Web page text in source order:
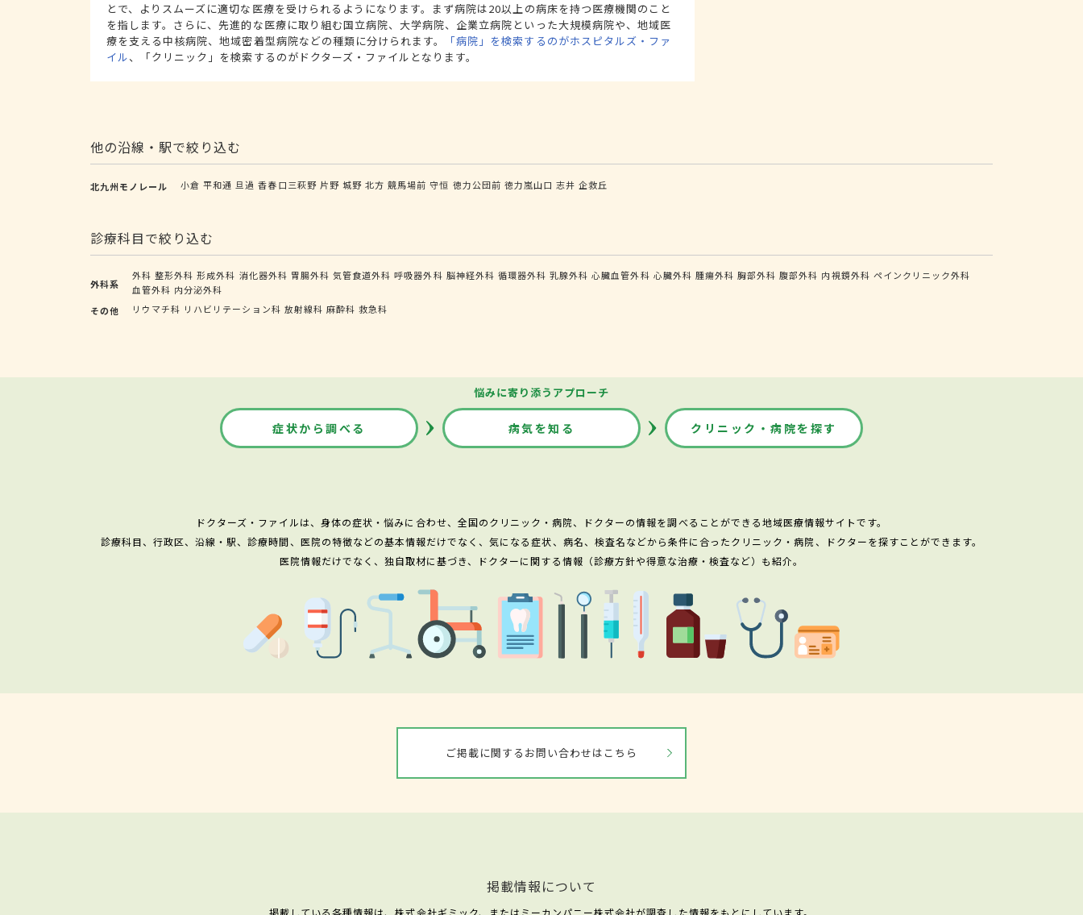
とで、よりスムーズに適切な医療を受けられるようになります。まず病院は20以上の病床を持つ医療機関のこと
を指します。さらに、先進的な医療に取り組む国立病院、大学病院、企業立病院といった大規模病院や、地域医
療を支える中核病院、地域密着型病院などの種類に分けられます。
「病院」を検索するのがホスピタルズ・ファ
イル、「クリニック」を検索するのがドクターズ・ファイルとなります。
他の沿線・駅で絞り込む
北九州モノレール 小倉 平和通 旦過 香春口三萩野 片野 城野 北方 競馬場前 守恒 徳力公団前 徳力嵐山口 志井 企救丘
診療科目で絞り込む
外科系
外科 整形外科 形成外科 消化器外科 胃腸外科 気管食道外科 呼吸器外科 脳神経外科 循環器外科 乳腺外科 心臓血管外科 心臓外科 腫瘍外科 胸部外科 腹部外科 内視鏡外科 ペインクリニック外科
血管外科 内分泌外科
その他
リウマチ科 リハビリテーション科 放射線科 麻酔科 救急科
悩みに寄り添うアプローチ
症状から調べる 病気を知る クリニック・病院を探す
ドクターズ・ファイルは、身体の症状・悩みに合わせ、全国のクリニック・病院、ドクターの情報を調べることができる地域医療情報サイトです。
診療科目、行政区、沿線・駅、診療時間、医院の特徴などの基本情報だけでなく、気になる症状、病名、検査名などから条件に合ったクリニック・病院、ドクターを探すことができます。
医院情報だけでなく、独自取材に基づき、ドクターに関する情報（診療方針や得意な治療・検査など）も紹介。
ご掲載に関するお問い合わせはこちら
掲載情報について
掲載している各種情報は、株式会社ギミック、またはミーカンパニー株式会社が調査した情報をもとにしています。